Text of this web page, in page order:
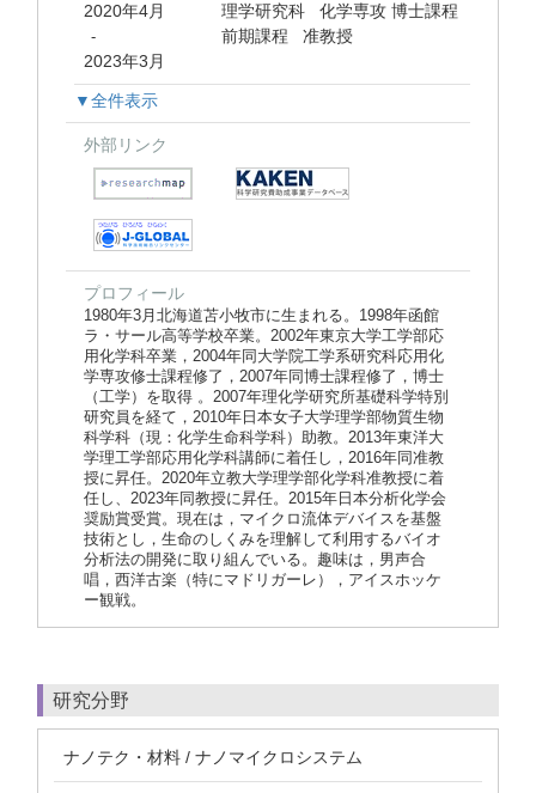
2020年4月
-
2023年3月
理学研究科 化学専攻 博士課程
前期課程 准教授
▼全件表示
外部リンク
プロフィール
1980年3月北海道苫小牧市に生まれる。1998年函館
ラ・サール高等学校卒業。2002年東京大学工学部応
用化学科卒業，2004年同大学院工学系研究科応用化
学専攻修士課程修了，2007年同博士課程修了，博士
（工学）を取得 。2007年理化学研究所基礎科学特別
研究員を経て，2010年日本女子大学理学部物質生物
科学科（現：化学生命科学科）助教。2013年東洋大
学理工学部応用化学科講師に着任し，2016年同准教
授に昇任。2020年立教大学理学部化学科准教授に着
任し、2023年同教授に昇任。2015年日本分析化学会
奨励賞受賞。現在は，マイクロ流体デバイスを基盤
技術とし，生命のしくみを理解して利用するバイオ
分析法の開発に取り組んでいる。趣味は，男声合
唱，西洋古楽（特にマドリガーレ），アイスホッケ
ー観戦。
研究分野
ナノテク・材料 / ナノマイクロシステム